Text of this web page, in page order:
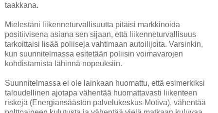
taakkana.
Mielestäni liikenneturvallisuutta pitäisi markkinoida
positiivisena asiana sen sijaan, että liikenneturvallisuus
tarkoittaisi lisää poliiseja vahtimaan autoilijoita. Varsinkin,
kun suunnitelmassa esitetään poliisin voimavarojen
kohdistamista lähinnä nopeuksiin.
Suunnitelmassa ei ole lainkaan huomattu, että esimerkiksi
taloudellinen ajotapa vähentää huomattavasti liikenteen
riskejä (Energiansäästön palvelukeskus Motiva), vähentää